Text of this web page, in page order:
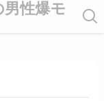
性爆モ